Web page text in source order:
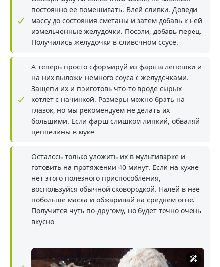
постоянно ее помешивать. Влей сливки. Доведи
массу до состояния сметаны и затем добавь к ней
измельченные желудочки. Посоли, добавь перец.
Получились желудочки в сливочном соусе.
А теперь просто сформируй из фарша лепешки и
на них выложи немного соуса с желудочками.
Защепи их и приготовь что-то вроде сырых
котлет с начинкой. Размеры можно брать на
глазок, но мы рекомендуем не делать их
большими. Если фарш слишком липкий, обваляй
цеппелины в муке.
Осталось только уложить их в мультиварке и
готовить на протяжении 40 минут. Если на кухне
нет этого полезного приспособления,
воспользуйся обычной сковородкой. Налей в нее
побольше масла и обжаривай на среднем огне.
Получится чуть по-другому, но будет точно очень
вкусно.